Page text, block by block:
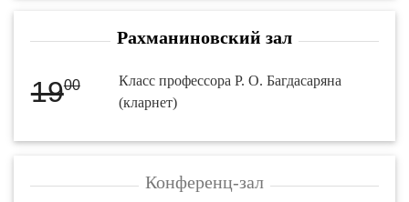
Рахманиновский зал
1900
Класс профессора Р. О. Багдасаряна
(кларнет)
Конференц-зал